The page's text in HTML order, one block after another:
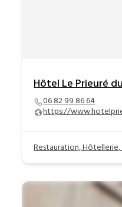
Hôtel Le Prieuré
06 82 99 86 64
https://
Restauration, Hôtellerie,